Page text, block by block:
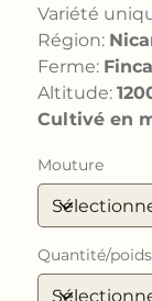
Variété
Région:
Ferme:
Altitude:
Cultivé en
Mouture
Quantité/poids